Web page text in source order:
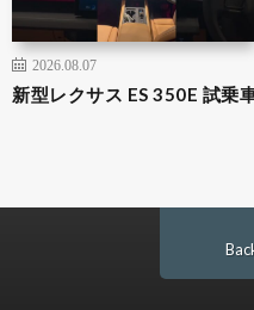
2026.08.07
新型レクサス ES 350E 試乗